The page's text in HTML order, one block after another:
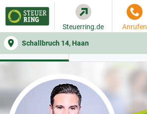
Schallbruch 14, Haan
Steuerring.de Anrufen
WER SIE BERÄT BEITRAGSRECHNER